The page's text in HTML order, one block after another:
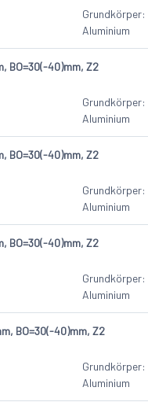
Grundkörper:
Aluminium
BO=30(-40)mm, Z2
Grundkörper:
Aluminium
BO=30(-40)mm, Z2
Grundkörper:
Aluminium
BO=30(-40)mm, Z2
Grundkörper:
Aluminium
BO=30(-40)mm, Z2
Grundkörper:
Aluminium